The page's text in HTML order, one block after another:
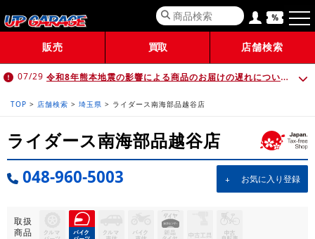
販売 買取 店舗検索
07/29 令和8年熊本地震の影響による商品のお届けの遅れについて （7月30日 10:00時点）
TOP > 店舗検索 > 埼玉県 > ライダース南海部品越谷店
ライダース南海部品越谷店
048-960-5003 お気に入り登録
取扱
商品